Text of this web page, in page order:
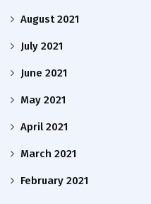
August 2021
July 2021
June 2021
May 2021
April 2021
March 2021
February 2021